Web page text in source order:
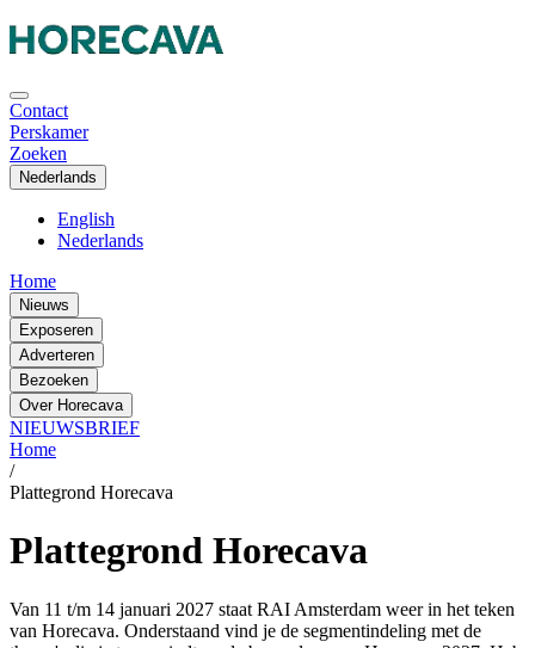
Contact
Perskamer
Zoeken
Nederlands
English
Nederlands
Home
Nieuws
Exposeren
Adverteren
Bezoeken
Over Horecava
NIEUWSBRIEF
Home
/
Plattegrond Horecava
Plattegrond Horecava
Van 11 t/m 14 januari 2027 staat RAI Amsterdam weer in het teken
van Horecava. Onderstaand vind je de segmentindeling met de